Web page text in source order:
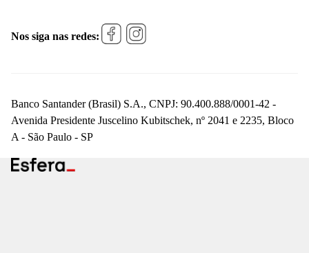
Nos siga nas redes:
Banco Santander (Brasil) S.A., CNPJ: 90.400.888/0001-42 -
Avenida Presidente Juscelino Kubitschek, nº 2041 e 2235, Bloco
A - São Paulo - SP